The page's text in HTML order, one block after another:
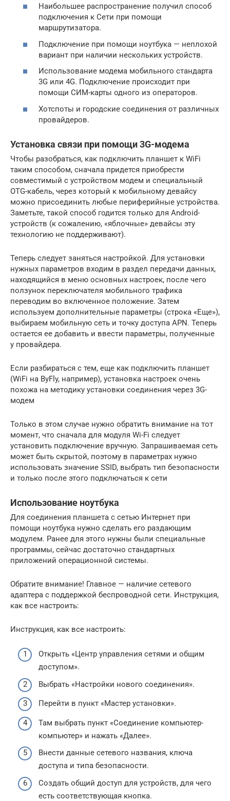
Наибольшее распространение получил способ
подключения к Сети при помощи
маршрутизатора.
Подключение при помощи ноутбука — неплохой
вариант при наличии нескольких устройств.
Использование модема мобильного стандарта
3G или 4G. Подключение происходит при
помощи СИМ-карты одного из операторов.
Хотспоты и городские соединения от различных
провайдеров.
Установка связи при помощи 3G-модема
Чтобы разобраться, как подключить планшет к WiFi
таким способом, сначала придется приобрести
совместимый с устройством модем и специальный
OTG-кабель, через который к мобильному девайсу
можно присоединить любые периферийные устройства.
Заметьте, такой способ годится только для Android-
устройств (к сожалению, «яблочные» девайсы эту
технологию не поддерживают).
Теперь следует заняться настройкой. Для установки
нужных параметров входим в раздел передачи данных,
находящийся в меню основных настроек, после чего
ползунок переключателя мобильного трафика
переводим во включенное положение. Затем
используем дополнительные параметры (строка «Еще»),
выбираем мобильную сеть и точку доступа APN. Теперь
остается ее добавить и ввести параметры, полученные
у провайдера.
Если разбираться с тем, еще как подключить планшет
(WiFi на ByFly, например), установка настроек очень
похожа на методику установки соединения через 3G-
модем
Только в этом случае нужно обратить внимание на тот
момент, что сначала для модуля Wi-Fi следует
установить подключение вручную. Запрашиваемая сеть
может быть скрытой, поэтому в параметрах нужно
использовать значение SSID, выбрать тип безопасности
и только после этого подключаться к сети
Использование ноутбука
Для соединения планшета с сетью Интернет при
помощи ноутбука нужно сделать его раздающим
модулем. Ранее для этого нужны были специальные
программы, сейчас достаточно стандартных
приложений операционной системы.
Обратите внимание! Главное — наличие сетевого
адаптера с поддержкой беспроводной сети. Инструкция,
как все настроить:
Инструкция, как все настроить:
Открыть «Центр управления сетями и общим
доступом».
Выбрать «Настройки нового соединения».
Перейти в пункт «Мастер установки».
Там выбрать пункт «Соединение компьютер-
компьютер» и нажать «Далее».
Внести данные сетевого названия, ключа
доступа и типа безопасности.
Создать общий доступ для устройств, для чего
есть соответствующая кнопка.